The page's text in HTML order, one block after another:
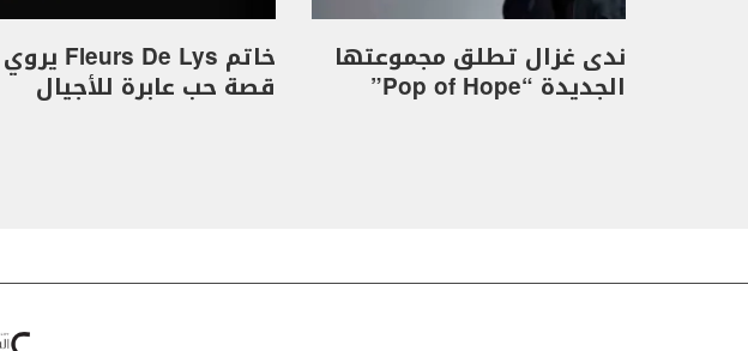
ندى غزال تطلق مجموعتها
الجديدة “Pop of Hope”
خاتم Fleurs De Lys يروي
قصة حب عابرة للأجيال